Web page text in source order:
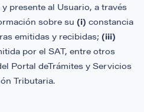
presente al Usuario, a través
sobre su (i) constancia
emitidas y recibidas; (iii)
por el SAT, entre otros
Portal deTrámites y Servicios
Tributaria.